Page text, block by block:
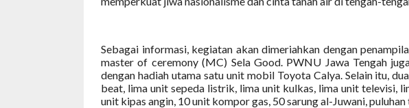
Sebagai informasi, kegiatan akan dimeriahkan dengan
master of ceremony (MC) Sela Good. PWNU Jawa Tengah
dengan hadiah utama satu unit mobil Toyota Calya. Selain itu,
beat, lima unit sepeda listrik, lima unit kulkas, lima unit televisi,
unit kipas angin, 10 unit kompor gas, 50 sarung al-Juwani,